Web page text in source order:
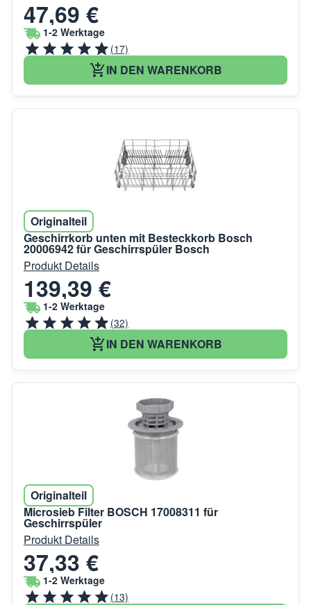
47,69 €
1-2 Werktage
(17)
IN DEN WARENKORB
Originalteil
Geschirrkorb unten mit Besteckkorb Bosch
20006942 für Geschirrspüler Bosch
Produkt Details
139,39 €
1-2 Werktage
(32)
IN DEN WARENKORB
Originalteil
Microsieb Filter BOSCH 17008311 für
Geschirrspüler
Produkt Details
37,33 €
1-2 Werktage
(13)